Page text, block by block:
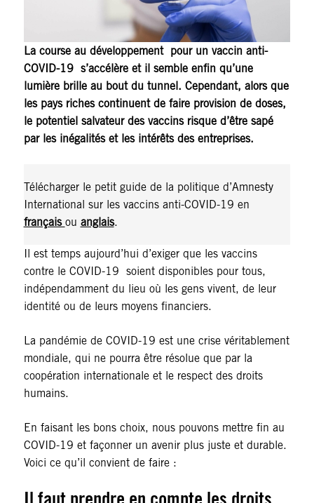
La course au développement pour un vaccin anti-
COVID-19 s’accélère et il semble enfin qu’une
lumière brille au bout du tunnel. Cependant, alors que
les pays riches continuent de faire provision de doses,
le potentiel salvateur des vaccins risque d’être sapé
par les inégalités et les intérêts des entreprises.
Télécharger le petit guide de la politique d’Amnesty
International sur les vaccins anti-COVID-19 en
français ou anglais.
Il est temps aujourd’hui d’exiger que les vaccins
contre le COVID-19 soient disponibles pour tous,
indépendamment du lieu où les gens vivent, de leur
identité ou de leurs moyens financiers.
La pandémie de COVID-19 est une crise véritablement
mondiale, qui ne pourra être résolue que par la
coopération internationale et le respect des droits
humains.
En faisant les bons choix, nous pouvons mettre fin au
COVID-19 et façonner un avenir plus juste et durable.
Voici ce qu’il convient de faire :